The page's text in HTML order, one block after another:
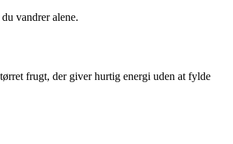
vandrer alene.
frugt, der giver hurtig energi uden at fylde